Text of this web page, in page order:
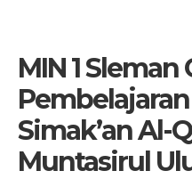
MIN 1
Simak’an Al-
Muntasirul